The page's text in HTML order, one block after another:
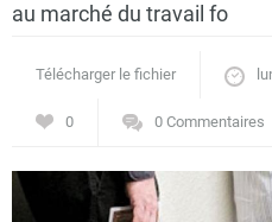
Actualités
Circuits touristiques
Tourisme
au marché du travail fo
Télécharger le fichier
0 0 Commentaires